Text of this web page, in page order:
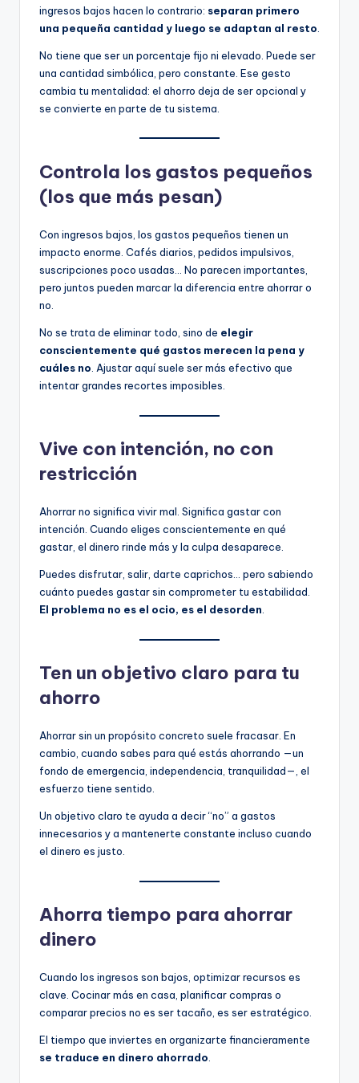
ingresos bajos hacen lo contrario: separan primero
una pequeña cantidad y luego se adaptan al resto
No tiene que ser un porcentaje fijo ni elevado. Puede ser
una cantidad simbólica, pero constante. Ese gesto
cambia tu mentalidad: el ahorro deja de ser opcional y
se convierte en parte de tu sistema.
Controla los gastos pequeños
(los que más pesan)
Con ingresos bajos, los gastos pequeños tienen un
impacto enorme. Cafés diarios, pedidos impulsivos,
suscripciones poco usadas… No parecen importantes,
pero juntos pueden marcar la diferencia entre ahorrar o
no.
No se trata de eliminar todo, sino de elegir
conscientemente qué gastos merecen la pena y
cuáles no . Ajustar aquí suele ser más efectivo que
intentar grandes recortes imposibles.
Vive con intención, no con
restricción
Ahorrar no significa vivir mal. Significa gastar con
intención. Cuando eliges conscientemente en qué
gastar, el dinero rinde más y la culpa desaparece.
Puedes disfrutar, salir, darte caprichos… pero sabiendo
cuánto puedes gastar sin comprometer tu estabilidad.
El problema no es el ocio, es el desorden
Ten un objetivo claro para tu
ahorro
Ahorrar sin un propósito concreto suele fracasar. En
cambio, cuando sabes para qué estás ahorrando —un
fondo de emergencia, independencia, tranquilidad—, el
esfuerzo tiene sentido.
Un objetivo claro te ayuda a decir “no” a gastos
innecesarios y a mantenerte constante incluso cuando
el dinero es justo.
Ahorra tiempo para ahorrar
dinero
Cuando los ingresos son bajos, optimizar recursos es
clave. Cocinar más en casa, planificar compras o
comparar precios no es ser tacaño, es ser estratégico.
El tiempo que inviertes en organizarte financieramente
se traduce en dinero ahorrado.